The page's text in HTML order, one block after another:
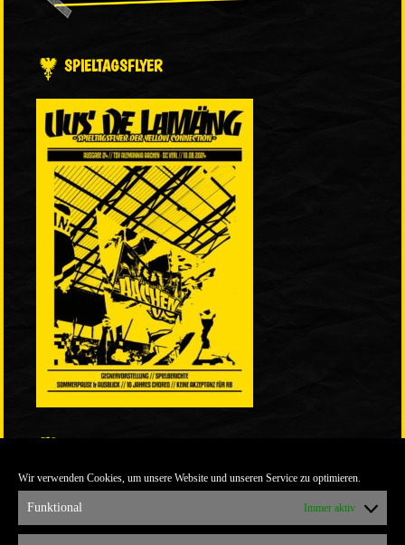
Wir verwenden Cookies, um unsere Website und unseren Service zu optimieren.
Funktional Immer aktiv
SPIELTAGSFLYER
ULTRABLOG DER YELLOW CONNECTION
ALEMANNIA VERKAUFT MAN NICHT